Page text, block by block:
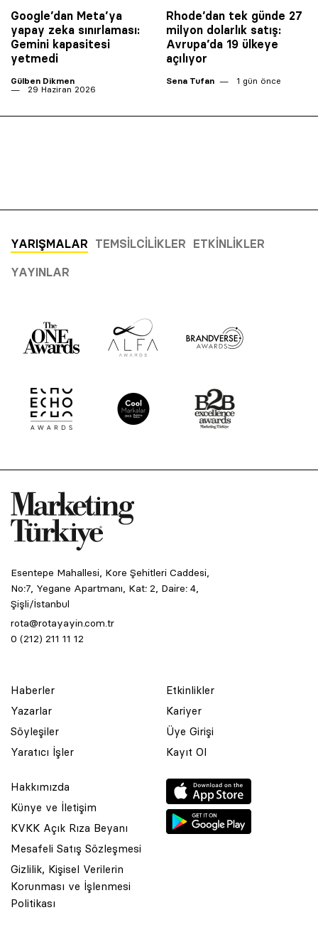
Google’dan Meta’ya
yapay zeka sınırlaması:
Gemini kapasitesi
yetmedi
Gülben Dikmen
29 Haziran 2026
Rhode’dan tek günde 27
milyon dolarlık satış:
Avrupa’da 19 ülkeye
açılıyor
Sena Tufan 1 gün önce
YARIŞMALAR TEMSILCILIKLER ETKINLIKLER
YAYINLAR
Esentepe Mahallesi, Kore Şehitleri Caddesi,
No:7, Yegane Apartmanı, Kat: 2, Daire: 4,
Şişli/İstanbul
rota@rotayayin.com.tr
0 (212) 211 11 12
Haberler
Yazarlar
Söyleşiler
Yaratıcı İşler
Etkinlikler
Kariyer
Üye Girişi
Kayıt Ol
Hakkımızda
Künye ve İletişim
KVKK Açık Rıza Beyanı
Mesafeli Satış Sözleşmesi
Gizlilik, Kişisel Verilerin
Korunması ve İşlenmesi
Politikası
© 2001 Rota Yayın Yapım Tanıtım Tic. Ltd. Şti. Bu Sitede Bulunan